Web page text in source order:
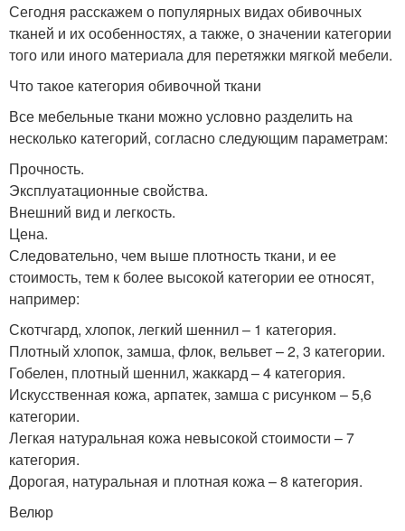
Сегодня расскажем о популярных видах обивочных
тканей и их особенностях, а также, о значении категории
того или иного материала для перетяжки мягкой мебели.
Что такое категория обивочной ткани
Все мебельные ткани можно условно разделить на
несколько категорий, согласно следующим параметрам:
Прочность.
Эксплуатационные свойства.
Внешний вид и легкость.
Цена.
Следовательно, чем выше плотность ткани, и ее
стоимость, тем к более высокой категории ее относят,
например:
Скотчгард, хлопок, легкий шеннил – 1 категория.
Плотный хлопок, замша, флок, вельвет – 2, 3 категории.
Гобелен, плотный шеннил, жаккард – 4 категория.
Искусственная кожа, арпатек, замша с рисунком – 5,6
категории.
Легкая натуральная кожа невысокой стоимости – 7
категория.
Дорогая, натуральная и плотная кожа – 8 категория.
Велюр